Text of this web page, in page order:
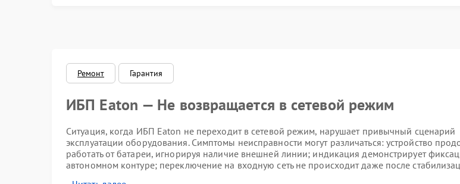
Ремонт Гарантия
ИБП Eaton — Не возвращается в сетевой режим
Ситуация, когда ИБП Eaton не переходит в сетевой режим, нарушает привычный сценарий
эксплуатации оборудования. Симптомы неисправности могут различаться: устройство
работать от батареи, игнорируя наличие внешней линии; индикация демонстрирует
автономном контуре; переключение на входную сеть не происходит даже после